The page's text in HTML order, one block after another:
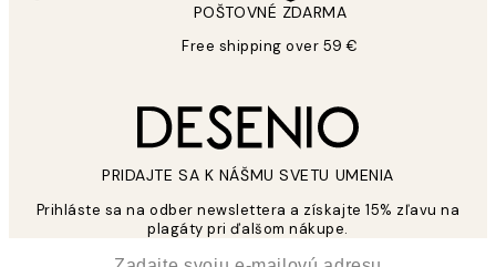
POŠTOVNÉ ZDARMA
Free shipping over 59 €
PRIDAJTE SA K NÁŠMU SVETU UMENIA
Prihláste sa na odber newslettera a získajte 15% zľavu na
plagáty pri ďalšom nákupe.